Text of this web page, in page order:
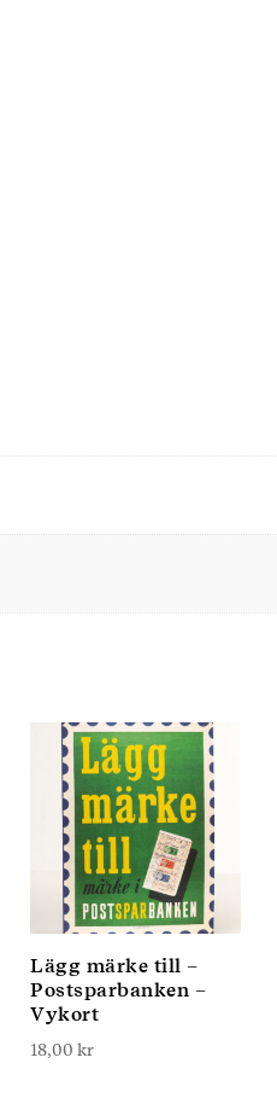
Lägg märke till –
Postsparbanken –
Vykort
18,00 kr